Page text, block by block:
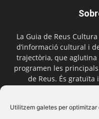
Utilitzem galetes per
La Guia de Reus
d’informació cultural i
trajectòria, que aglutina
programen les
de Reus. És